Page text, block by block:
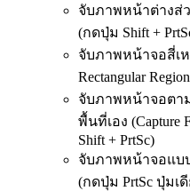
จับภาพหน้าต่างส่ว
(กดปุ่ม Shift +
จับภาพหน้าจอสี่เ
Rectangular
จับภาพหน้าจอตา
พื้นที่เอง (Capture
Shift + PrtSc)
จับภาพหน้าจอแบบ
(กดปุ่ม PrtSc ปุ่มเ